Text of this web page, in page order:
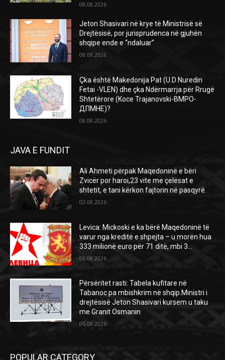
08.08.2026
Jeton Shasivari në krye të Ministrisë së
Drejtësisë, por jurisprudenca në gjuhën
shqipe ende e “ndaluar”
08.08.2026
Çka është Makedonija Pat (U.D Nuredin
Fetai -VLEN) dhe çka Ndërmarrja për Rrugë
Shtetërore (Koce Trajanovski-ВМРО-
ДПМНЕ)?
08.08.2026
JAVA E FUNDIT
Ali Ahmeti përpak Maqedoninë e bëri
Zvicër por haroi,23 vite me çelësat e
shtetit, e tani kërkon fajtorin në pasqyrë.
02.08.2026
Levica: Mickoski e ka bërë Maqedoninë të
varur nga kreditë e shpejta – u morën hua
333 milionë euro për 71 ditë, mbi 3...
06.08.2026
Përsëritet rasti: Tabela kufitare në
Tabanoc pa mbishkrim në shqip.Ministri i
drejtësisë Jeton Shasivari kursem u taku
me Granit Osmanin
06.08.2026
POPULAR CATEGORY